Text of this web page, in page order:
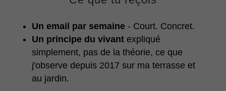
Un email par semaine- Court. Concret.
Un principe du vivantexpliqué
simplement, pas de la théorie, ce que
j'observe depuis 2017 sur ma terrasse et
au jardin.